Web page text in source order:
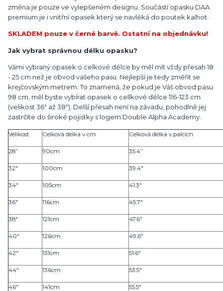
změna je pouze ve vylepšeném designu. Součástí opasku DAA
premium je i vnitřní opasek který se navléká do poutek kalhot.
SKLADEM pouze v černé barvě. Ostatní na objednávku!
Jak vybrat správnou délku opasku?
Vámi vybraný opasek o celkové délce by měl mít vždy přesah 18
- 25 cm než je obvod vašeho pasu. Nejlepší je tedy změřit se
krejčovským metrem. To znamená, že pokud je Váš obvod pasu
98 cm, měl byste vybírat opasek o cellkové délce 116-123 cm
(velikost 36" až 38"). Delší přesah není na závadu, pohodlně jej
zastrčíte do široké pojistky s logem Double Alpha Academy.
Velikost Celková délka v cm Celková délka v palcích
28” 90cm 35.4”
32" 100cm 39.4"
34" 105cm 41.3"
36" 116cm 45.7"
38" 121cm 47.6"
40" 126cm 49.6"
42" 131cm 51.6"
44" 136cm 53.5"
46" 141cm 55.5"